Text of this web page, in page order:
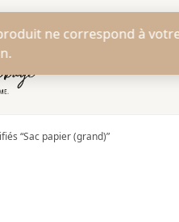
“Sac papier (grand)”